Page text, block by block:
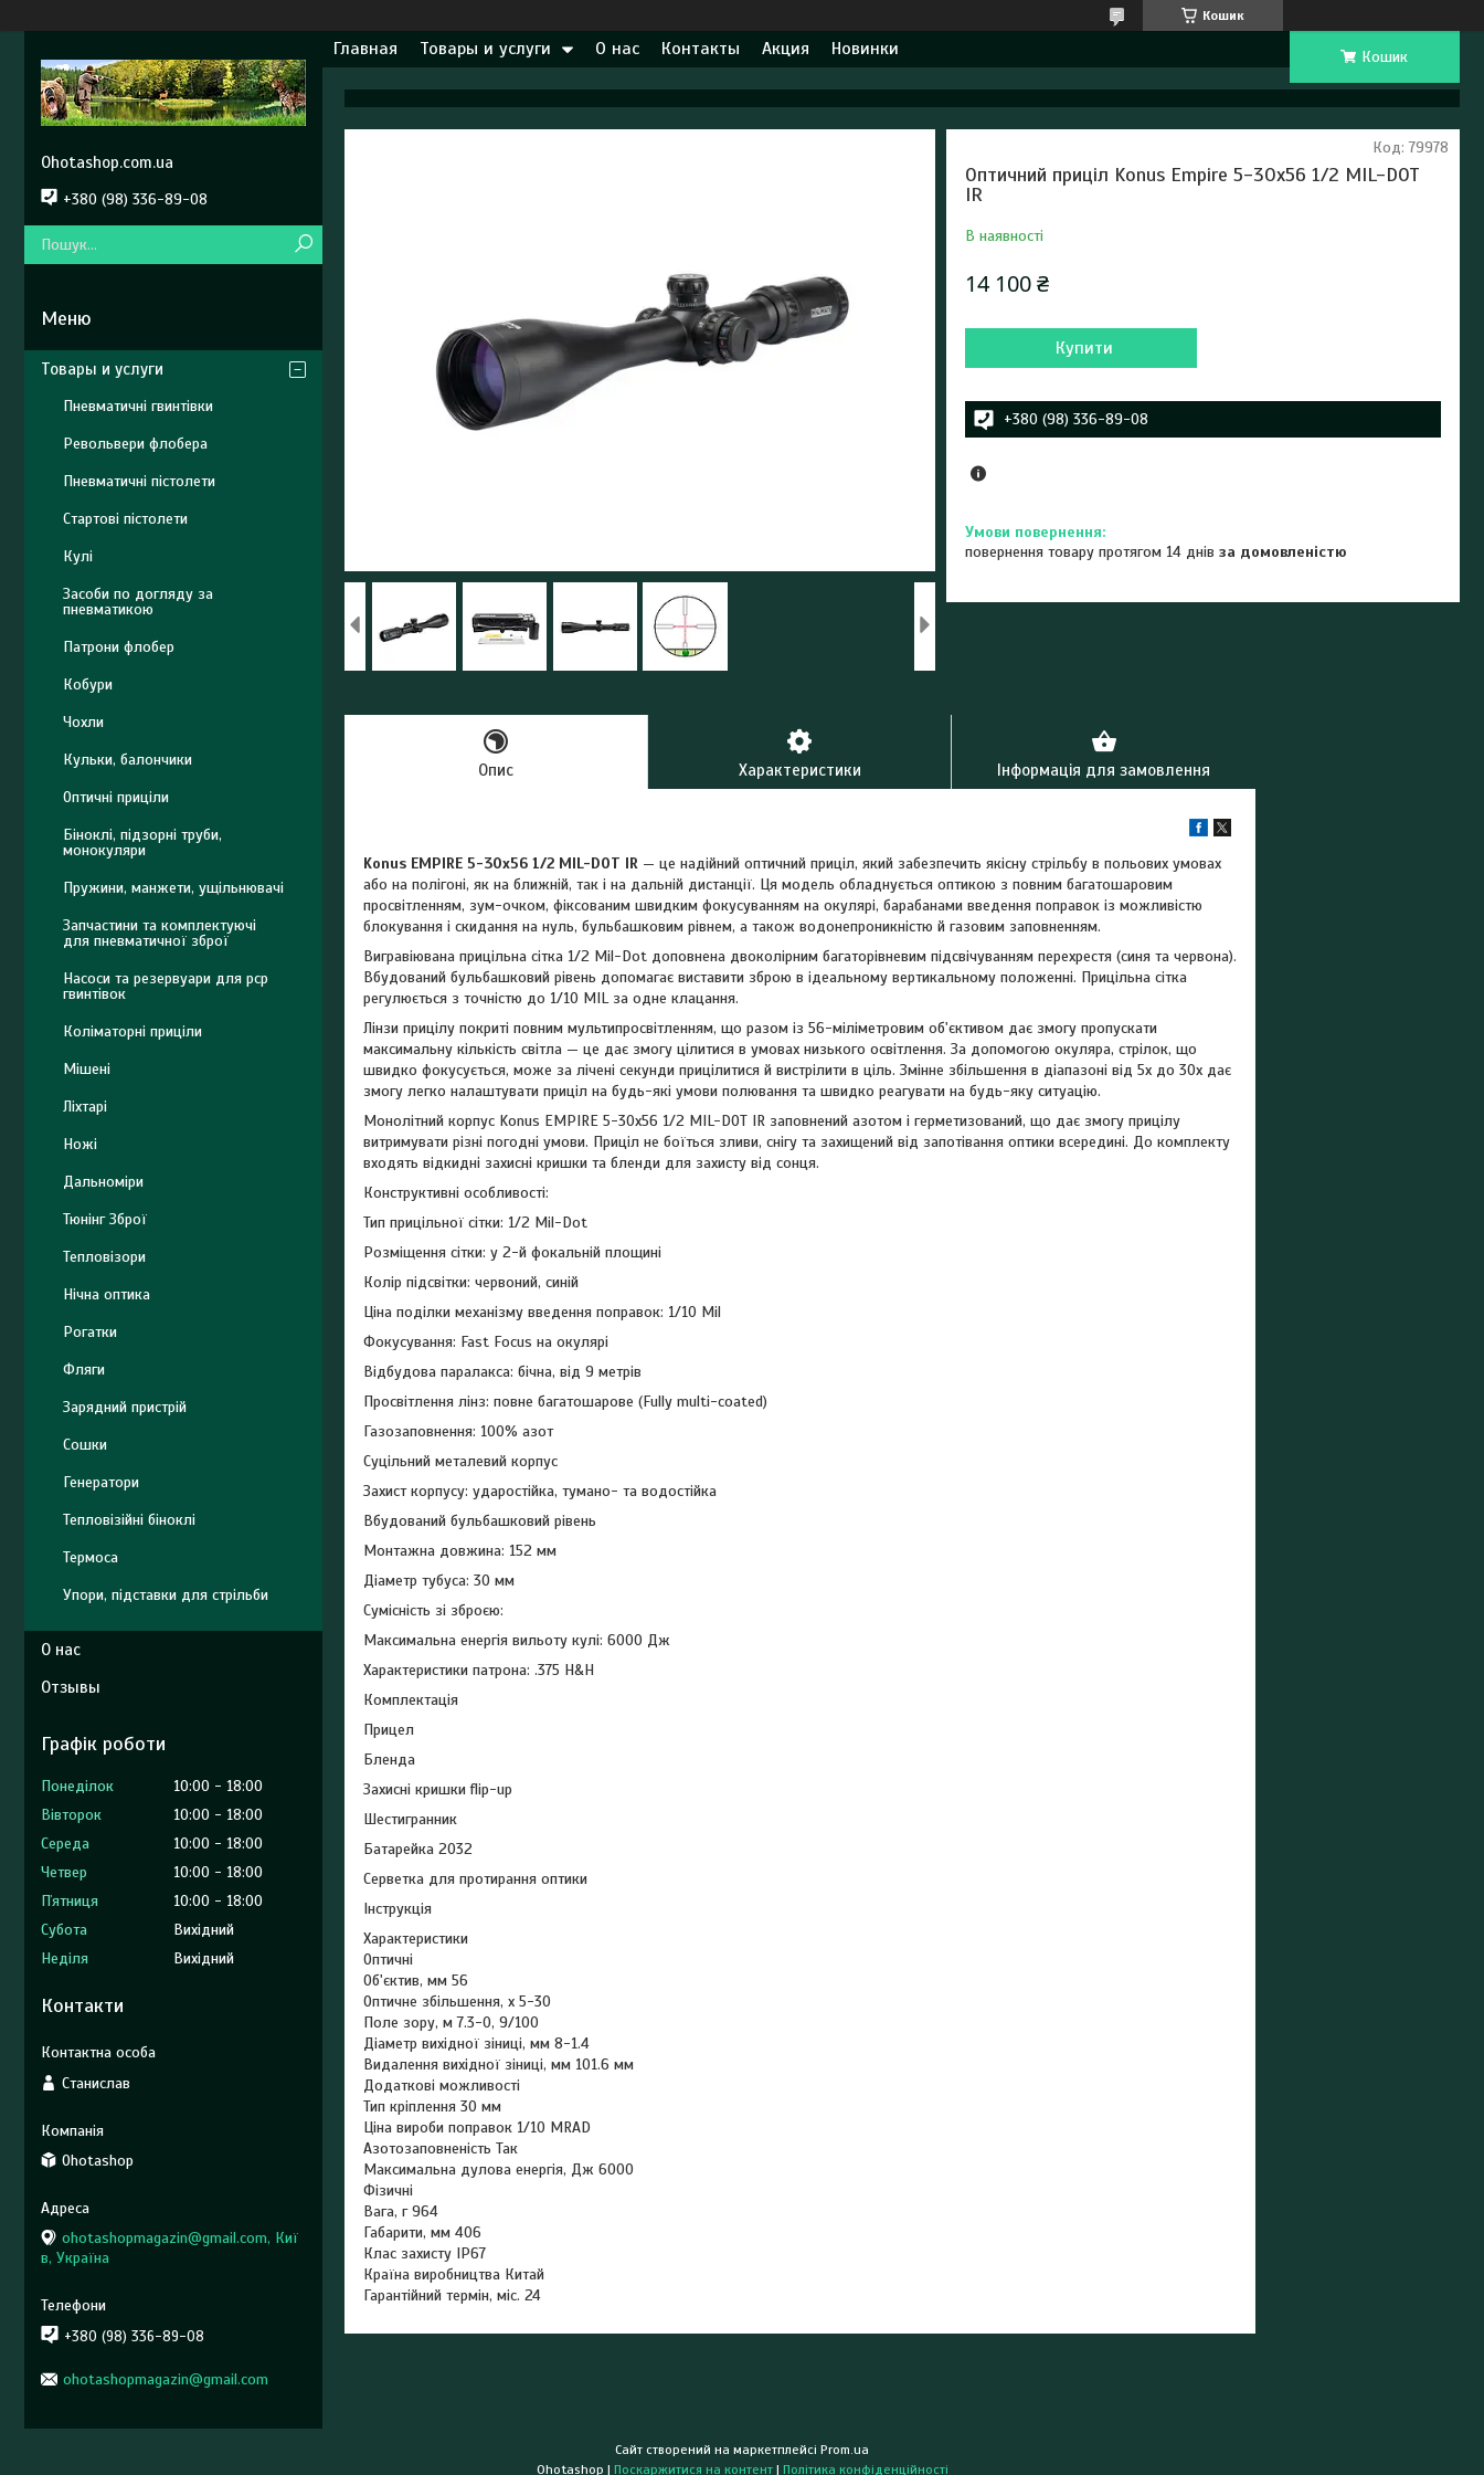
Кошик
Главная Товары и услуги О нас Контакты Акция Новинки Кошик
Оптичний приціл Konus Empire 5-30x56 1/2 MIL-DOT
IR
В наявності
Код:79978
14 100 ₴
Купити
+380 (98) 336-89-08
повернення товару протягом 14 днівза домовленістю
Опис Характеристики Інформація для замовлення
Konus EMPIRE 5-30x56 1/2 MIL-DOT IR — це надійний оптичний приціл, який забезпечить якісну стрільбу в польових умовах
або на полігоні, як на ближній, так і на дальній дистанції. Ця модель обладнується оптикою з повним багатошаровим
просвітленням, зум-очком, фіксованим швидким фокусуванням на окулярі, барабанами введення поправок із можливістю
блокування і скидання на нуль, бульбашковим рівнем, а також водонепроникністю й газовим заповненням.
Вигравіювана прицільна сітка 1/2 Mil-Dot доповнена двоколірним багаторівневим підсвічуванням перехрестя (синя та червона).
Вбудований бульбашковий рівень допомагає виставити зброю в ідеальному вертикальному положенні. Прицільна сітка
регулюється з точністю до 1/10 MIL за одне клацання.
Лінзи прицілу покриті повним мультипросвітленням, що разом із 56-міліметровим об'єктивом дає змогу пропускати
максимальну кількість світла — це дає змогу цілитися в умовах низького освітлення. За допомогою окуляра, стрілок, що
швидко фокусується, може за лічені секунди прицілитися й вистрілити в ціль. Змінне збільшення в діапазоні від 5x до 30х дає
змогу легко налаштувати приціл на будь-які умови полювання та швидко реагувати на будь-яку ситуацію.
Монолітний корпус Konus EMPIRE 5-30x56 1/2 MIL-DOT IR заповнений азотом і герметизований, що дає змогу прицілу
витримувати різні погодні умови. Приціл не боїться зливи, снігу та захищений від запотівання оптики всередині. До комплекту
входять відкидні захисні кришки та бленди для захисту від сонця.
Конструктивні особливості:
Тип прицільної сітки: 1/2 Mil-Dot
Розміщення сітки: у 2-й фокальній площині
Колір підсвітки: червоний, синій
Ціна поділки механізму введення поправок: 1/10 Mil
Фокусування: Fast Focus на окулярі
Відбудова паралакса: бічна, від 9 метрів
Просвітлення лінз: повне багатошарове (Fully multi-coated)
Газозаповнення: 100% азот
Суцільний металевий корпус
Захист корпусу: ударостійка, тумано- та водостійка
Вбудований бульбашковий рівень
Монтажна довжина: 152 мм
Діаметр тубуса: 30 мм
Сумісність зі зброєю:
Максимальна енергія вильоту кулі: 6000 Дж
Характеристики патрона: .375 H&H
Комплектація
Прицел
Бленда
Захисні кришки flip-up
Шестигранник
Батарейка 2032
Серветка для протирання оптики
Інструкція
Характеристики
Оптичні
Об'єктив, мм 56
Оптичне збільшення, x 5-30
Поле зору, м 7.3-0, 9/100
Діаметр вихідної зіниці, мм 8-1.4
Видалення вихідної зіниці, мм 101.6 мм
Додаткові можливості
Тип кріплення 30 мм
Ціна вироби поправок 1/10 MRAD
Азотозаповненість Так
Максимальна дулова енергія, Дж 6000
Фізичні
Вага, г 964
Габарити, мм 406
Клас захисту IP67
Країна виробництва Китай
Гарантійний термін, міс. 24
Ohotashop.com.ua
+380 (98) 336-89-08
Товары и услуги
Пневматичні гвинтівки
Револьвери флобера
Пневматичні пістолети
Стартові пістолети
Кулі
Засоби по догляду за
пневматикою
Патрони флобер
Кобури
Чохли
Кульки, балончики
Оптичні приціли
Біноклі, підзорні труби,
монокуляри
Пружини, манжети, ущільнювачі
Запчастини та комплектуючі
для пневматичної зброї
Насоси та резервуари для pcp
гвинтівок
Коліматорні приціли
Мішені
Ліхтарі
Ножі
Дальноміри
Тюнінг Зброї
Тепловізори
Нічна оптика
Рогатки
Фляги
Зарядний пристрій
Сошки
Генератори
Тепловізійні біноклі
Термоса
Упори, підставки для стрільби
О нас
Отзывы
Графік роботи
Понеділок 10:00
18:00
Вівторок
10:00
18:00
Середа
10:00
18:00
Четвер
10:00
18:00
Пʼятниця
10:00
18:00
Субота
Вихідний
Неділя
Вихідний
Контакти
Станислав
Ohotashop
ohotashopmagazin@gmail.com, Киї
в, Україна
+380 (98) 336-89-08
ohotashopmagazin@gmail.com
Сайт створений на маркетплейсі Prom.ua
Ohotashop | Поскаржитися на контент | Політика конфіденційності